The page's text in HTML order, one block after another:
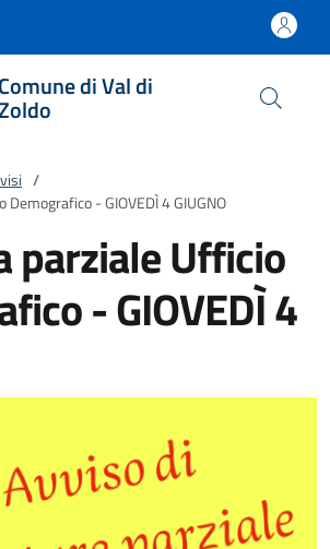
Comune di Val di
/
- GIOVEDÌ 4 GIUGNO
parziale Ufficio
- GIOVEDÌ 4